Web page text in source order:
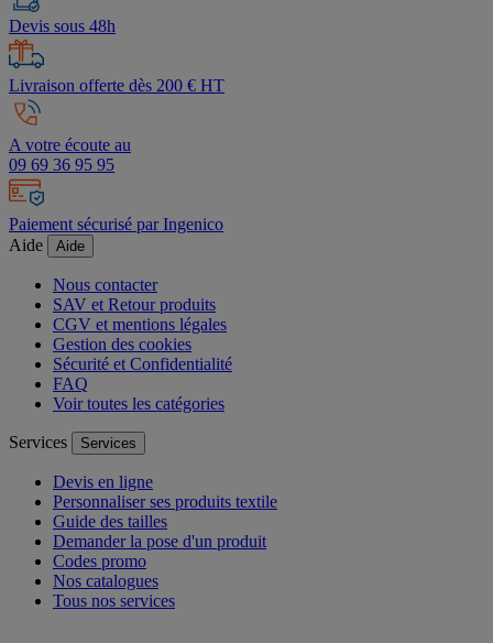
Devis sous 48h
Livraison offerte dès 200 € HT
A votre écoute au
09 69 36 95 95
Paiement sécurisé par Ingenico
Aide
Aide
Nous contacter
SAV et Retour produits
CGV et mentions légales
Gestion des cookies
Sécurité et Confidentialité
FAQ
Voir toutes les catégories
Services Services
Devis en ligne
Personnaliser ses produits textile
Guide des tailles
Demander la pose d'un produit
Codes promo
Nos catalogues
Tous nos services